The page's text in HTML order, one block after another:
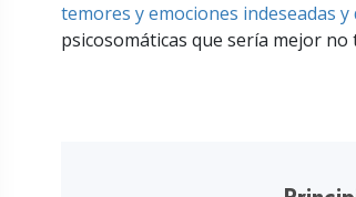
temores y emociones indeseadas
psicosomáticas que sería mejor no